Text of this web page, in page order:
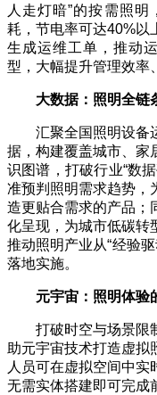
人走灯暗”的按需照
耗，节电率可达40%以
生成运维工单，推动
型，大幅提升管理效率
大数据：照明全链
汇聚全国照明设备
据，构建覆盖城市、家
识图谱，打破行业“数
准预判照明需求趋势，
造更贴合需求的产品；
化呈现，为城市低碳转
推动照明产业从“经验驱
落地实施。
元宇宙：照明体验
打破时空与场景限
助元宇宙技术打造虚拟
人员可在虚拟空间中实
无需实体搭建即可完成